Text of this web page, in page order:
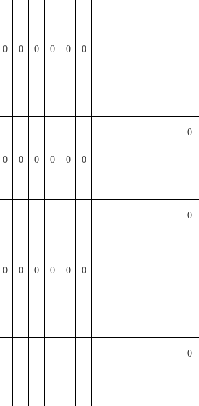
0 0 0 0 0 0
0 0 0 0 0 0
0
0 0 0 0 0 0
0
0